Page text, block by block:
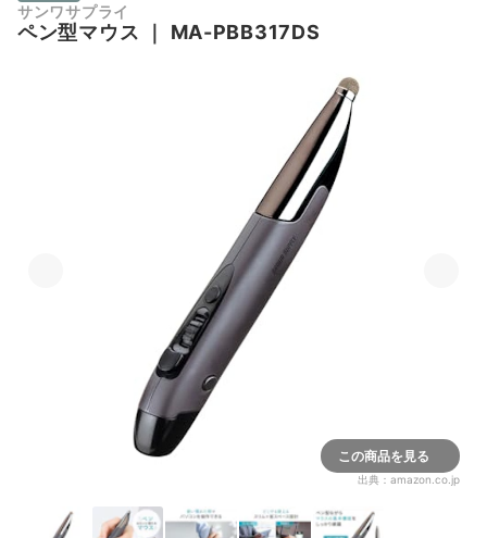
サンワサプライ
ペン型マウス ｜ MA-PBB317DS
この商品を見る
出典： amazon.co.jp